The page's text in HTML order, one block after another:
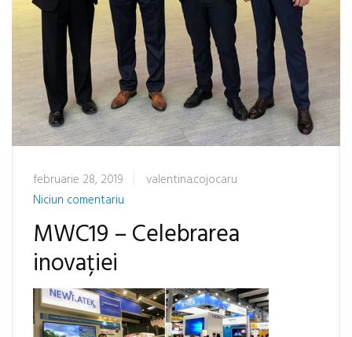
februarie 28, 2019
valentina.cojocaru
Niciun comentariu
MWC19 – Celebrarea
inovației